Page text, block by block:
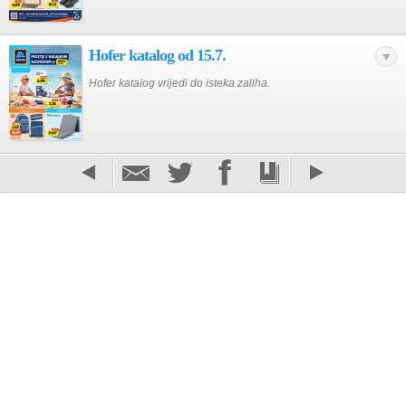
Hofer katalog od 15.7.
Hofer katalog vrijedi do isteka zaliha.